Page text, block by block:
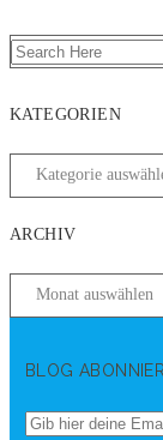
KATEGORIEN
ARCHIV
BLOG